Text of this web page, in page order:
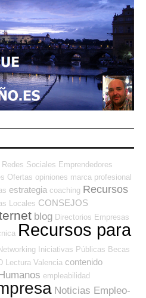
Redes Sociales Emprendedores
Ofertas opiniones marca profesional
estrategia coaching Recursos
Locales CONSEJOS
blog Directorios Empresas
Recursos para
Iniciativas Públicas Becas
Lectura Valencia contenido
empleabilidad
Noticias Empleo-